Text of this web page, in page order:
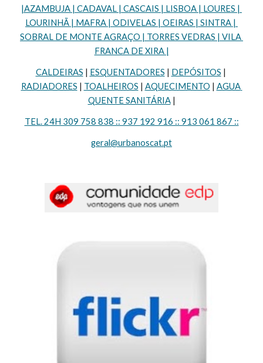
|AZAMBUJA | CADAVAL | CASCAIS | LISBOA | LOURES |
LOURINHÃ | MAFRA | ODIVELAS | OEIRAS | SINTRA |
SOBRAL DE MONTE AGRAÇO | TORRES VEDRAS | VILA
FRANCA DE XIRA |
CALDEIRAS | ESQUENTADORES | DEPÓSITOS
RADIADORES | TOALHEIROS | AQUECIMENTO | AGUA
QUENTE SANITÁRIA |
TEL. 24H 309 758 838 :: 937 192 916 :: 913 061 867 ::
geral@urbanoscat.pt